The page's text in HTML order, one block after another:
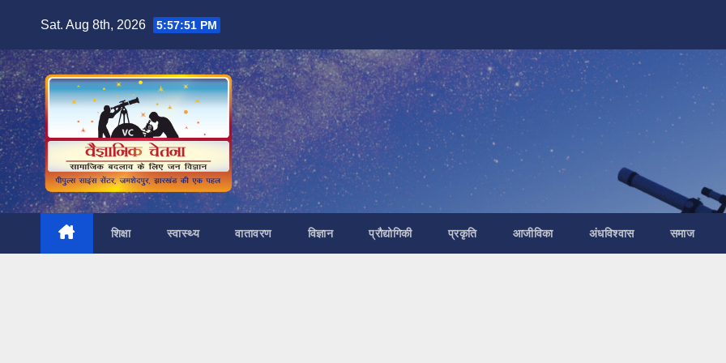
content
Sat. Aug 8th, 2026 5:57:52 PM
शिक्षा स्वास्थ्य वातावरण विज्ञान प्रौद्योगिकी प्रकृति आजीविका अंधविश्वास समाज